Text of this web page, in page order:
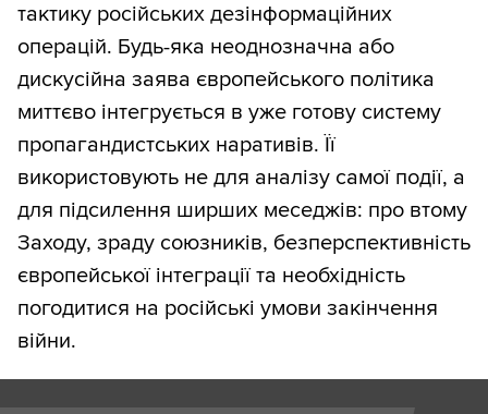
тактику російських дезінформаційних
операцій. Будь-яка неоднозначна або
дискусійна заява європейського політика
миттєво інтегрується в уже готову систему
пропагандистських наративів. Її
використовують не для аналізу самої події, а
для підсилення ширших меседжів: про втому
Заходу, зраду союзників, безперспективність
європейської інтеграції та необхідність
погодитися на російські умови закінчення
війни.